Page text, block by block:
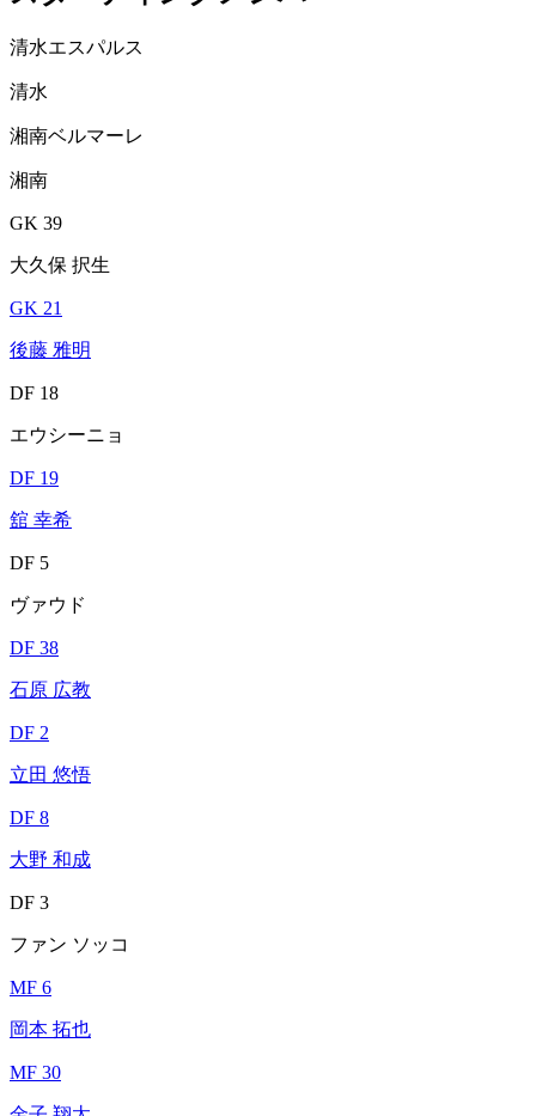
清水エスパルス
清水
湘南ベルマーレ
湘南
GK 39
大久保 択生
GK 21
後藤 雅明
DF 18
エウシーニョ
DF 19
舘 幸希
DF 5
ヴァウド
DF 38
石原 広教
DF 2
立田 悠悟
DF 8
大野 和成
DF 3
ファン ソッコ
MF 6
岡本 拓也
MF 30